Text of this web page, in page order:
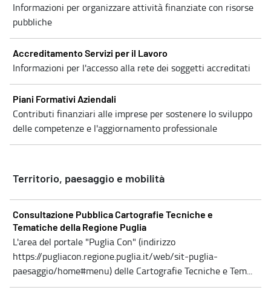
Informazioni per organizzare attività finanziate con risorse
pubbliche
Accreditamento Servizi per il Lavoro
Informazioni per l'accesso alla rete dei soggetti accreditati
Piani Formativi Aziendali
Contributi finanziari alle imprese per sostenere lo sviluppo
delle competenze e l'aggiornamento professionale
Territorio, paesaggio e mobilità
Consultazione Pubblica Cartografie Tecniche e
Tematiche della Regione Puglia
L'area del portale "Puglia Con" (indirizzo
https://pugliacon.regione.puglia.it/web/sit-puglia-
paesaggio/home#menu) delle Cartografie Tecniche e Tem...